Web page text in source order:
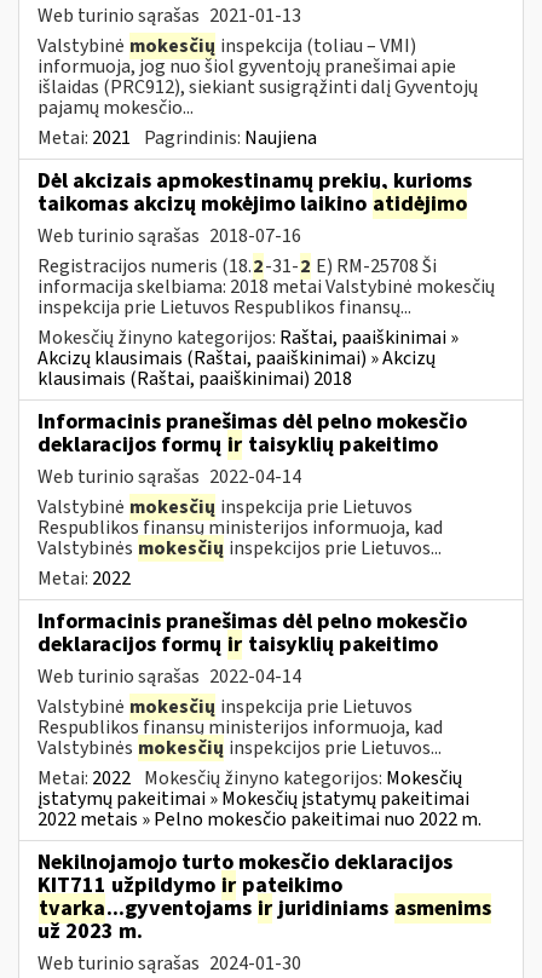
Web turinio sąrašas 2021-01-13
Valstybinė mokesčių inspekcija (toliau – VMI)
informuoja, jog nuo šiol gyventojų pranešimai apie
išlaidas (PRC912), siekiant susigrąžinti dalį Gyventojų
pajamų mokesčio...
Metai: 2021 Pagrindinis: Naujiena
Dėl akcizais apmokestinamų prekių, kurioms
taikomas akcizų mokėjimo laikino atidėjimo
Web turinio sąrašas 2018-07-16
Registracijos numeris (18.2-31-2 E) RM-25708 Ši
informacija skelbiama: 2018 metai Valstybinė mokesčių
inspekcija prie Lietuvos Respublikos finansų...
Mokesčių žinyno kategorijos: Raštai, paaiškinimai »
Akcizų klausimais (Raštai, paaiškinimai) » Akcizų
klausimais (Raštai, paaiškinimai) 2018
Informacinis pranešimas dėl pelno mokesčio
deklaracijos formų ir taisyklių pakeitimo
Web turinio sąrašas 2022-04-14
Valstybinė mokesčių inspekcija prie Lietuvos
Respublikos finansų ministerijos informuoja, kad
Valstybinės mokesčių inspekcijos prie Lietuvos...
Metai: 2022
Informacinis pranešimas dėl pelno mokesčio
deklaracijos formų ir taisyklių pakeitimo
Web turinio sąrašas 2022-04-14
Valstybinė mokesčių inspekcija prie Lietuvos
Respublikos finansų ministerijos informuoja, kad
Valstybinės mokesčių inspekcijos prie Lietuvos...
Metai: 2022 Mokesčių žinyno kategorijos: Mokesčių
įstatymų pakeitimai » Mokesčių įstatymų pakeitimai
2022 metais » Pelno mokesčio pakeitimai nuo 2022 m.
Nekilnojamojo turto mokesčio deklaracijos
KIT711 užpildymo ir pateikimo
tvarka...gyventojams irjuridiniams asmenims
už 2023 m.
Web turinio sąrašas 2024-01-30